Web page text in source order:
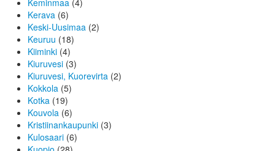
Keminmaa (4)
Kerava (6)
Keski-Uusimaa (2)
Keuruu (18)
Kiiminki (4)
Kiuruvesi (3)
Kiuruvesi, Kuorevirta (2)
Kokkola (5)
Kotka (19)
Kouvola (6)
Kristiinankaupunki (3)
Kulosaari (6)